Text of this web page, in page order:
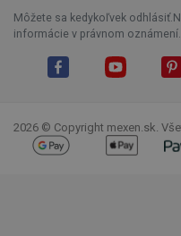
Môžete sa kedykoľvek
informácie v právnom oznámení.
2026 © Copyright mexen.sk.